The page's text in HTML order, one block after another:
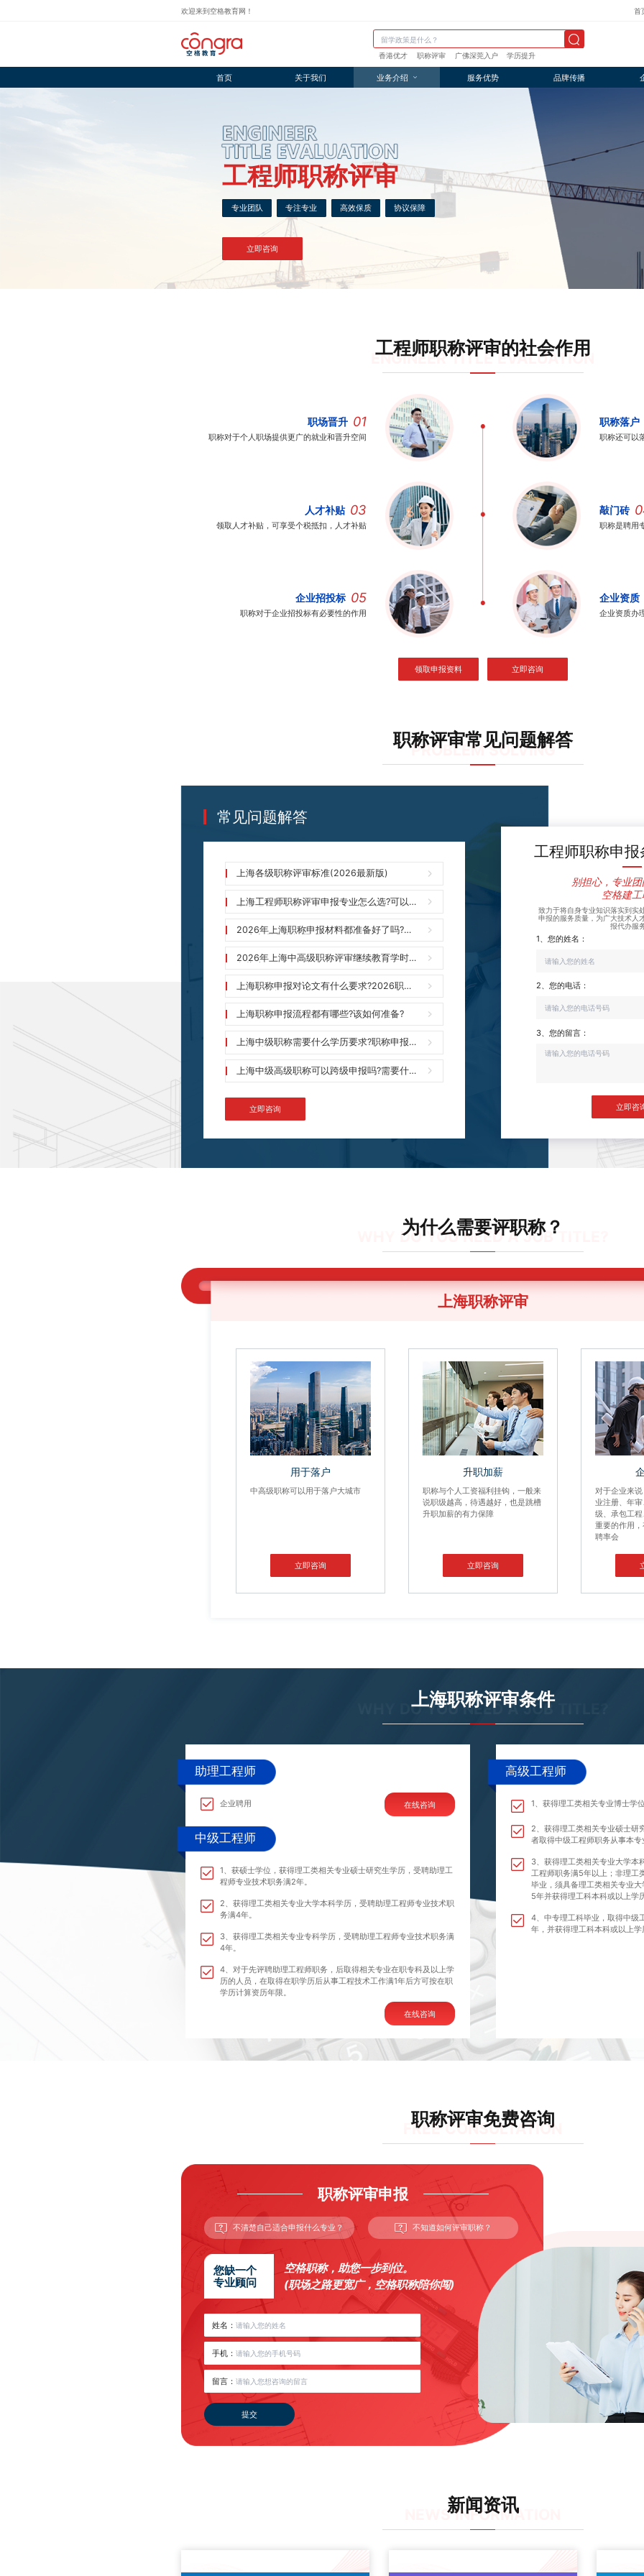
欢迎来到空格教育网！ 首
香港优才 职称评审 广佛深莞入户 学历提升
首页 关于我们 业务介绍 服务优势 品牌传播
工程师职称评审
专业团队 专注专业 高效保质 协议保障
立即咨询
ENGINEER TITLE EVALUATION
工程师职称评审的社会作用
职场晋升 01
职称对于个人职场提供更广的就业和晋升空间
职称落户
职称还可以
人才补贴 03
领取人才补贴，可享受个税抵扣，人才补贴
敲门砖
职称是聘用
企业招投标 05
职称对于企业招投标有必要性的作用
企业资质
企业资质办
领取申报资料 立即咨询
PROBLEM SOLVING
职称评审常见问题解答
常见问题解答
上海各级职称评审标准(2026最新版)
上海工程师职称评审申报专业怎么选?可以跨
专业吗?
2026年上海职称申报材料都准备好了吗?需
2026年上海中高级职称评审继续教育学时准
上海职称申报对论文有什么要求?2026职称
上海职称申报流程都有哪些?该如何准备?
上海中级职称需要什么学历要求?职称申报需
上海中级高级职称可以跨级申报吗?需要什么
条件?
立即咨询
工程师职称申
别担心，专业
空格建
致力于将自身专业知识落实到实
申报的服务质量，为广大技术人
报代办服
1、您的姓名：
2、您的电话：
3、您的留言：
立即咨
WHY DO YOU NEED A JOB TITLE?
为什么需要评职称？
上海职称评审
用于落户
中高级职称可以用于落户大城市
立即咨询
升职加薪
职称与个人工资福利挂钩，一般来
说职级越高，待遇越好，也是跳槽
升职加薪的有力保障
立即咨询
对于企业来
业注册、年
级、承包工
重要的作用
聘率会
WHY DO YOU NEED A JOB TITLE?
上海职称评审条件
助理工程师
企业聘用 在线咨询
中级工程师
1、获硕士学位，获得理工类相关专业硕士研究生学历，受聘助理工
程师专业技术职务满2年。
2、获得理工类相关专业大学本科学历，受聘助理工程师专业技术职
务满4年。
3、获得理工类相关专业专科学历，受聘助理工程师专业技术职务满
4年。
4、对于先评聘助理工程师职务，后取得相关专业在职专科及以上学
历的人员，在取得在职学历后从事工程技术工作满1年后方可按在职
学历计算资历年限。
在线咨询
高级工程师
1、获得理工类相关专业博士学
2、获得理工类相关专业硕士研
者取得中级工程师职务从事本
3、获得理工类相关专业大学本
工程师职务满5年以上；非理工
毕业，须具备理工类相关专业
5年并获得理工科本科或以上学
4、中专理工科毕业，取得中级
年，并获得理工科本科或以上学
FREE CONSULTATION
职称评审免费咨询
职称评审申报
不清楚自己适合申报什么专业？ 不知道如何评审职称？
您缺一个
专业顾问
空格职称，助您一步到位。
(职场之路更宽广，空格职称陪你闯)
姓名：
手机：
留言：
提交
NEWS INFORMATION
新闻资讯